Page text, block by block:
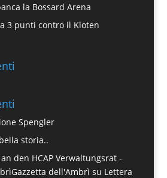
la Bossard Arena
3 punti contro il Kloten
Spengler
storia..
den HCAP Verwaltungsrat -
dell'Ambrì su Lettera